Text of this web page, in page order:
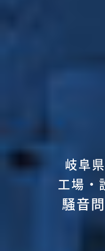
岐阜
工場・
騒音